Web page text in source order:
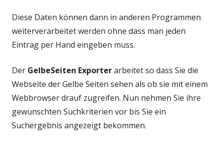
Diese Daten können dann in anderen Programmen
weiterverarbeitet werden ohne dass man jeden
Eintrag per Hand eingeben muss.
Der GelbeSeiten Exporterarbeitet so dass Sie die
Webseite der Gelbe Seiten sehen als ob sie mit einem
Webbrowser drauf zugreifen. Nun nehmen Sie ihre
gewünschten Suchkriterien vor bis Sie ein
Suchergebnis angezeigt bekommen.